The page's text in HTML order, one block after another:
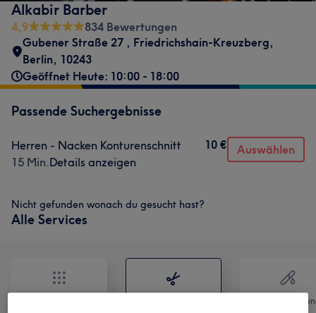
Alkabir Barber
4,9
834 Bewertungen
Gubener Straße 27 , Friedrichshain-Kreuzberg,
Berlin, 10243
Geöffnet Heute: 10:00 - 18:00
Passende Suchergebnisse
Herren - Nacken Konturenschnitt
15 Min.Details anzeigen
10 € Auswählen
Nicht gefunden wonach du gesucht hast?
Alle Services